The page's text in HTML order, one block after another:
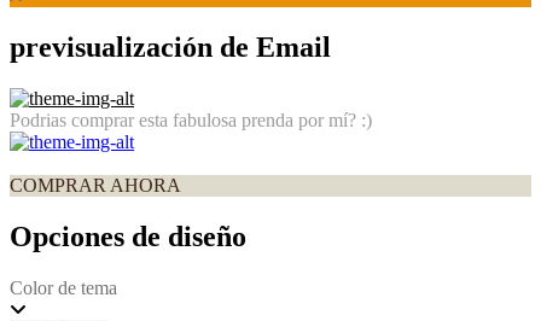
previsualización de Email
Podrias comprar esta fabulosa prenda por mí? :)
COMPRAR AHORA
Opciones de diseño
Color de tema